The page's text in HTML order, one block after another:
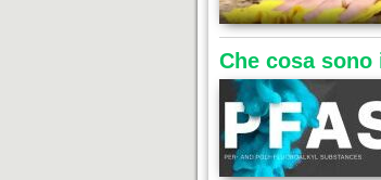
Che cosa sono